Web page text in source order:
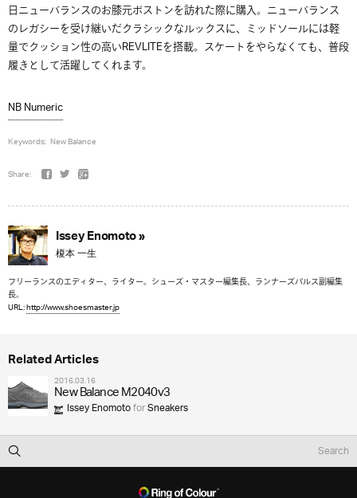
日ニューバランスのお膝元ボストンを訪れた際に購入。ニューバランス
のレガシーを受け継いだクラシックなルックスに、ミッドソールには軽
量でクッション性の高いREVLITEを搭載。スケートをやらなくても、普段
履きとして活躍してくれます。
NB Numeric
Keywords: New Balance
Share:
Issey Enomoto »
榎本 一生
フリーランスのエディター、ライター。シューズ・マスター編集長、ランナーズパルス副編集
長。
URL:http://www.shoesmaster.jp
Related Articles
2016.03.16
New Balance M2040v3
Issey EnomotoforSneakers